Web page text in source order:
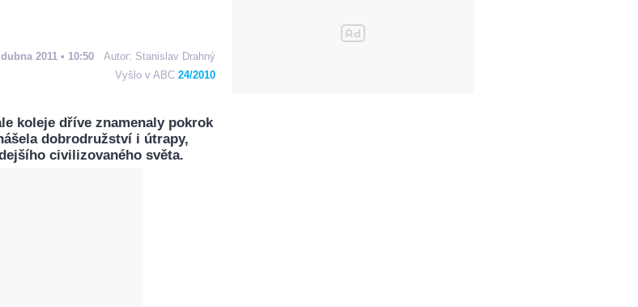
2011 • 10:50 Autor: Stanislav Drahný
Vyšlo v ABC 24/2010
koleje dříve znamenaly pokrok
dobrodružství i útrapy,
civilizovaného světa.